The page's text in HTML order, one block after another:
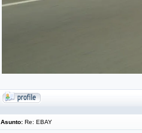
Asunto: Re: EBAY